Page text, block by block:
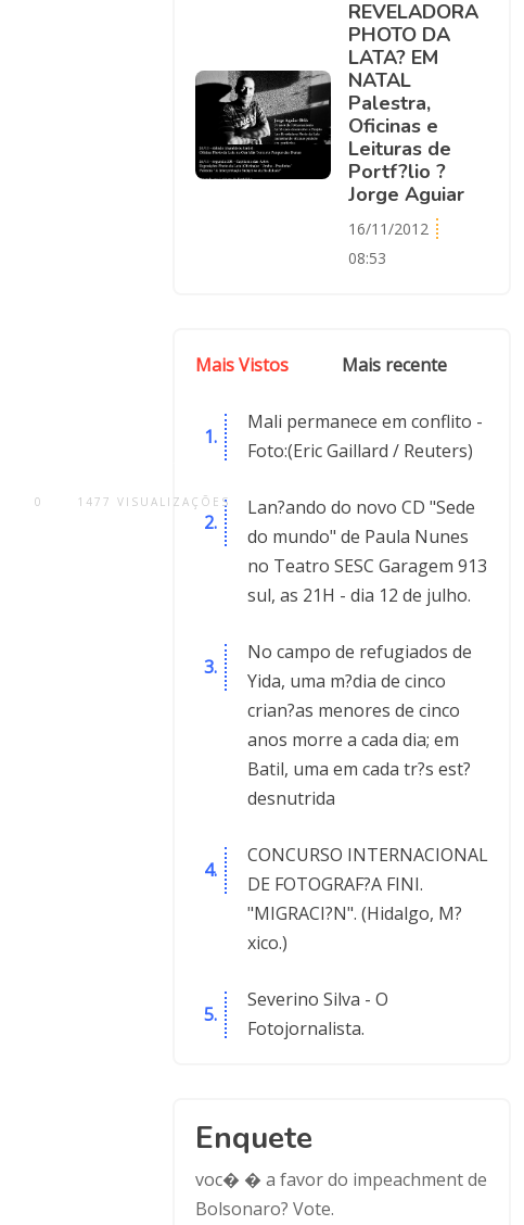
0 1477 VISUALIZAÇÕES
REVELADORA
PHOTO DA
LATA? EM
NATAL
Palestra,
Oficinas e
Leituras de
Portf?lio ?
Jorge Aguiar
16/11/2012
08:53
Mais Vistos Mais recente
Mali permanece em conflito -
Foto:(Eric Gaillard / Reuters)
Lan?ando do novo CD "Sede
do mundo" de Paula Nunes
no Teatro SESC Garagem 913
sul, as 21H - dia 12 de julho.
No campo de refugiados de
Yida, uma m?dia de cinco
crian?as menores de cinco
anos morre a cada dia; em
Batil, uma em cada tr?s est?
desnutrida
CONCURSO INTERNACIONAL
DE FOTOGRAF?A FINI.
"MIGRACI?N". (Hidalgo, M?
xico.)
Severino Silva - O
Fotojornalista.
Enquete
voc� � a favor do impeachment de
Bolsonaro? Vote.